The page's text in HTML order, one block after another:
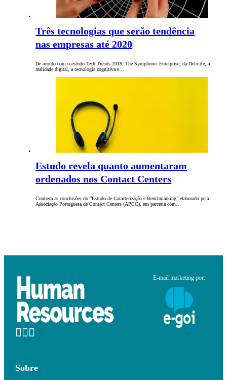
Três tecnologias que serão tendência
nas empresas até 2020
De acordo com o estudo Tech Trends 2018: The Symphonic Enterprise, da Deloitte, a
realidade digital, a tecnologia cognitiva e…
Estudo revela quanto aumentaram
ordenados nos Contact Centers
Conheça as conclusões do “Estudo de Caracterização e Benchmarking” elaborado pela
Associação Portuguesa de Contact Centers (APCC), em parceria com…
E-mail marketing por:
Sobre